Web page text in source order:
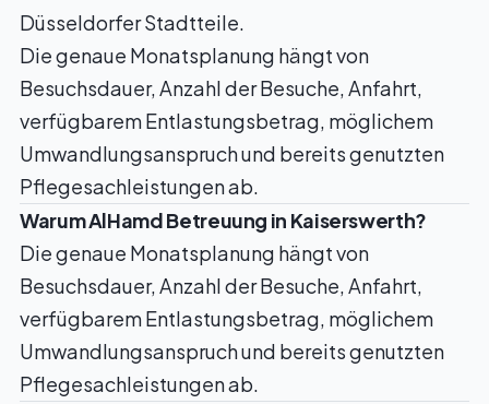
Düsseldorfer Stadtteile.
Die genaue Monatsplanung hängt von
Besuchsdauer, Anzahl der Besuche, Anfahrt,
verfügbarem Entlastungsbetrag, möglichem
Umwandlungsanspruch und bereits genutzten
Pflegesachleistungen ab.
Warum AlHamd Betreuung in Kaiserswerth?
Die genaue Monatsplanung hängt von
Besuchsdauer, Anzahl der Besuche, Anfahrt,
verfügbarem Entlastungsbetrag, möglichem
Umwandlungsanspruch und bereits genutzten
Pflegesachleistungen ab.